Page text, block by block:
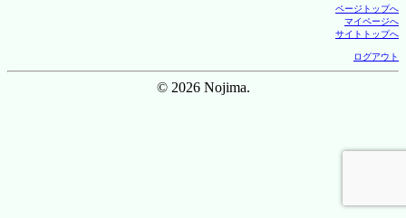
ページトップへ
マイページへ
サイトトップへ
ログアウト
© 2026 Nojima.